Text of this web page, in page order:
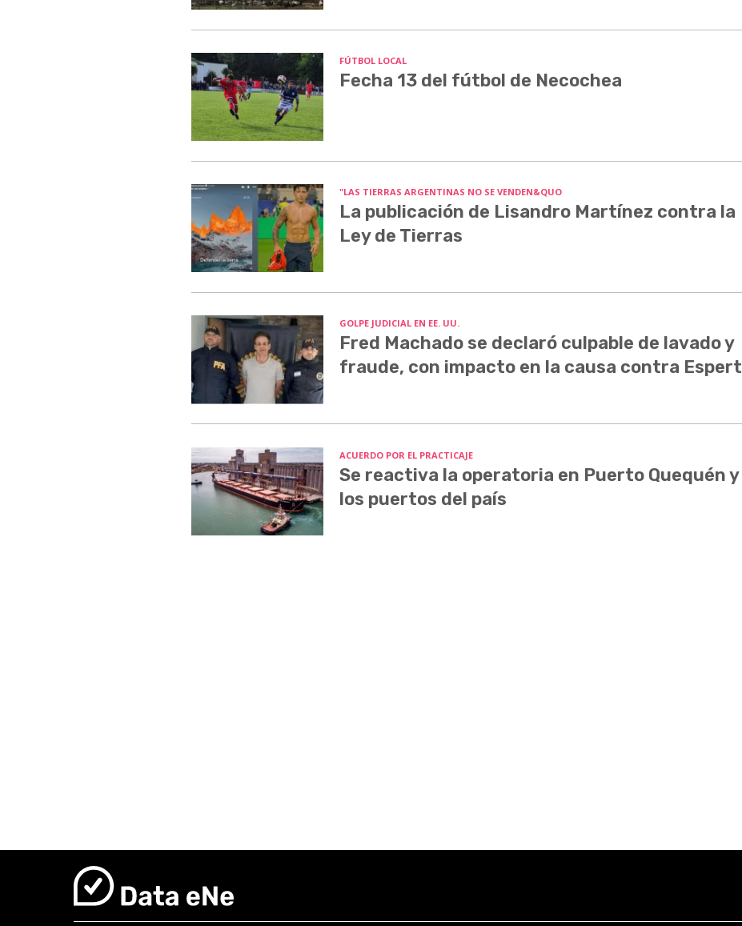
FÚTBOL LOCAL
Fecha 13 del fútbol de Necochea
"LAS TIERRAS ARGENTINAS NO SE VENDEN&QUO
La publicación de Lisandro Martínez contra la
Ley de Tierras
GOLPE JUDICIAL EN EE. UU.
Fred Machado se declaró culpable de lavado y
fraude, con impacto en la causa contra Espert
ACUERDO POR EL PRACTICAJE
Se reactiva la operatoria en Puerto Quequén y
los puertos del país